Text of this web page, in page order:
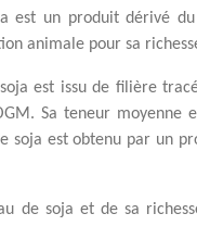
est un produit dérivé
animale pour sa
est issu de filière
Sa teneur moyenne
soja est obtenu par un
de soja et de sa